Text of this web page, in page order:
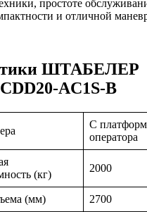
простоте
и отличной
ШТАБЕЛЕР
AC1S-B
С
оператора
(кг)
2000
(мм) 2700